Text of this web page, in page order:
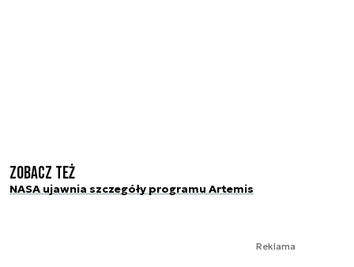
Zobacz też
NASA ujawnia szczegóły programu Artemis
Reklama